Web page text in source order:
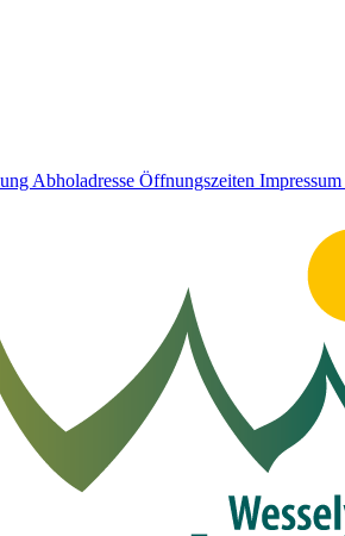
Abholadresse Öffnungszeiten Impressum